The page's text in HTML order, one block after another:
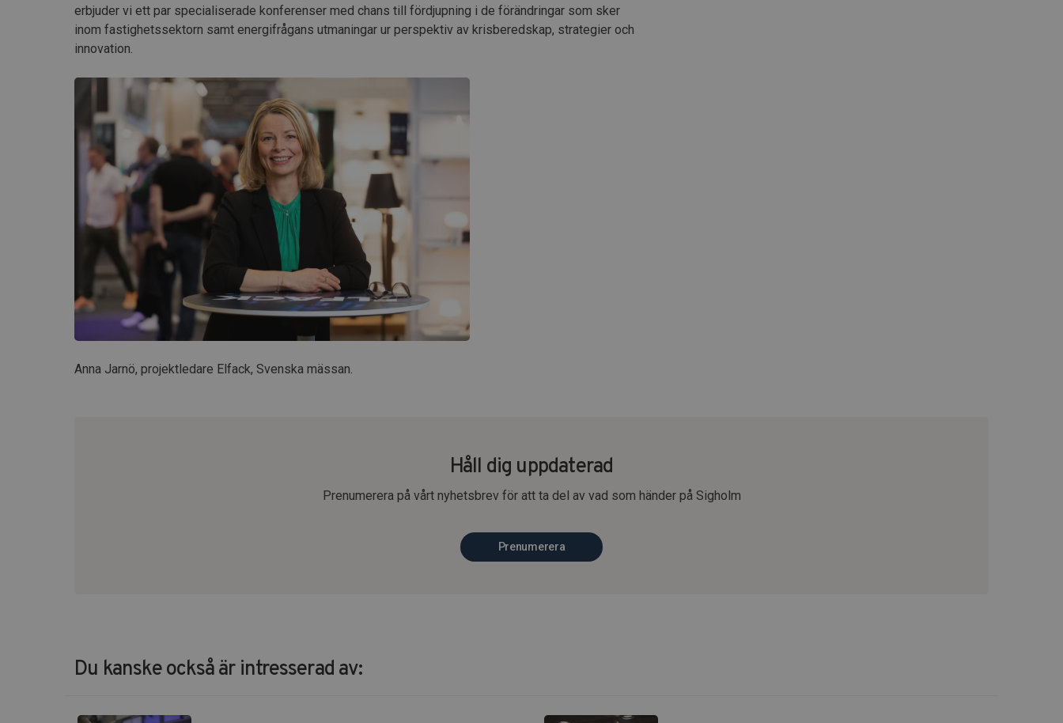
erbjuder vi ett par specialiserade konferenser med chans till fördjupning i de förändringar som sker
inom fastighetssektorn samt energifrågans utmaningar ur perspektiv av krisberedskap, strategier och
innovation.
Anna Jarnö, projektledare Elfack, Svenska mässan.
Håll dig uppdaterad
Prenumerera på vårt nyhetsbrev för att ta del av vad som händer på Sigholm
Prenumerera
Du kanske också är intresserad av: